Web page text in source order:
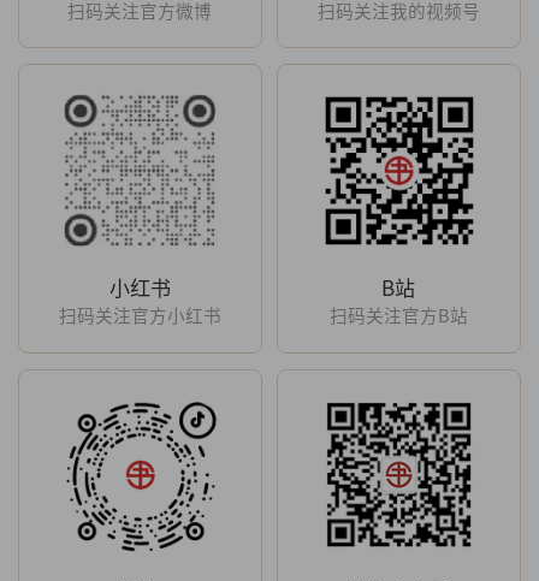
扫码关注官方微博 扫码关注我的视频号
小红书
扫码关注官方小红书
B站
扫码关注官方B站